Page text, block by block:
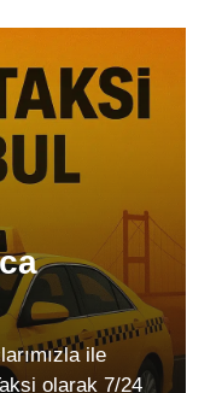
ile
olarak 7/24